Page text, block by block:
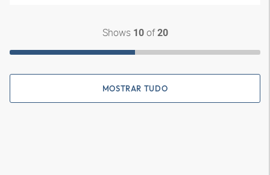
Shows 10of20
MOSTRAR TUDO